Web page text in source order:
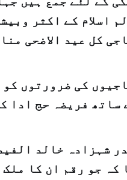
اسلام کے اکثر
کل عید الاضحی
کی ضرورتوں کو
فریضہ حج ادا
شہزادہ خالد
کہ جو رقم ان کا